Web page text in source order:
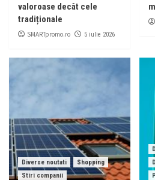
valoroase decât cele
tradiționale
SMARTpromo.ro 5 iulie 2026
Diverse noutati
Shopping
Stiri companii